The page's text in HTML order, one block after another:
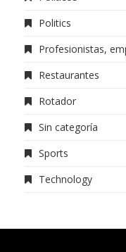
Politics
Profesionistas,
Restaurantes
Rotador
Sin categoría
Sports
Technology